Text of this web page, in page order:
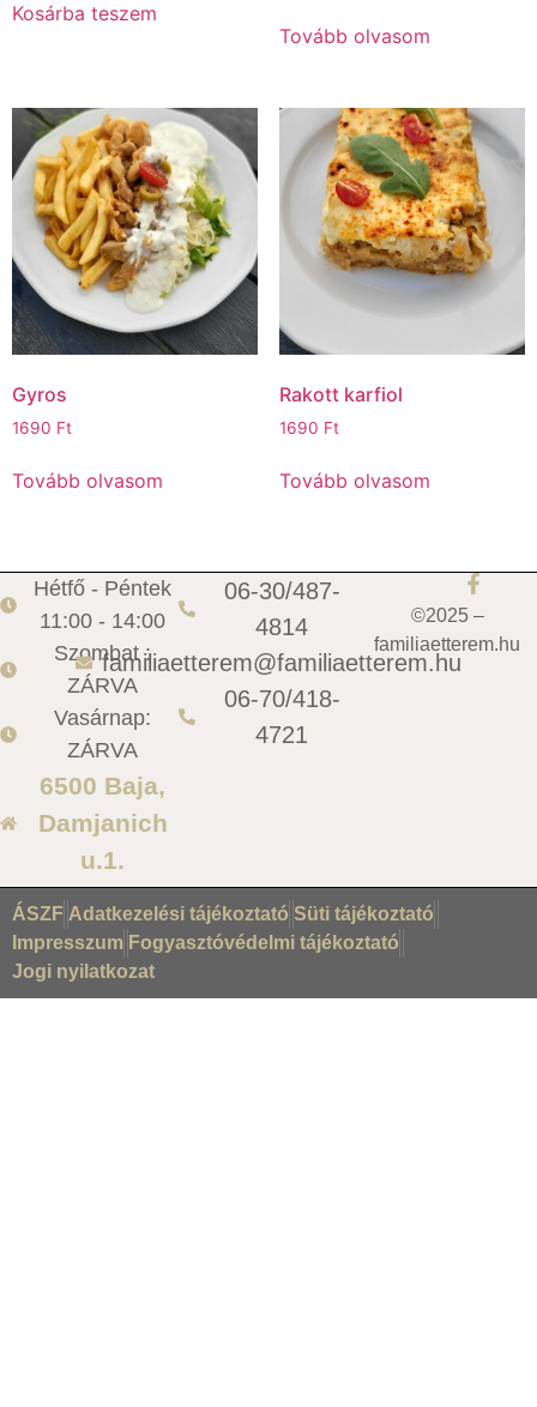
Kosárba teszem
Tovább olvasom
Gyros
1690 Ft
Tovább olvasom
Rakott karfiol
1690 Ft
Tovább olvasom
Hétfő - Péntek
11:00 - 14:00
Szombat :
ZÁRVA
Vasárnap:
ZÁRVA
6500 Baja,
Damjanich
u.1.
06-30/487-
4814
familiaetterem@familiaetterem.hu
06-70/418-
4721
©2025 –
familiaetterem.hu
ÁSZF Adatkezelési tájékoztató Süti tájékoztató
Impresszum Fogyasztóvédelmi tájékoztató
Jogi nyilatkozat